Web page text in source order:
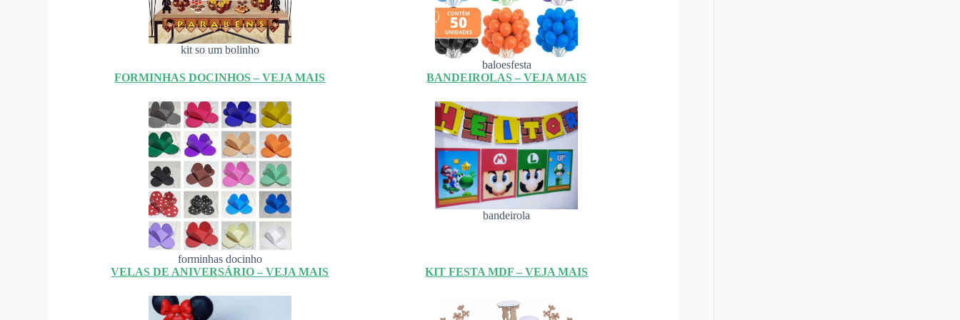
kit so um bolinho
baloesfesta
FORMINHAS DOCINHOS – VEJA MAIS
forminhas docinho
BANDEIROLAS – VEJA MAIS
bandeirola
VELAS DE ANIVERSÁRIO – VEJA MAIS KIT FESTA MDF – VEJA MAIS